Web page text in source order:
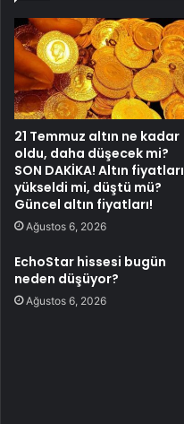
21 Temmuz altın ne kadar
oldu, daha düşecek mi?
SON DAKİKA! Altın fiyatları
yükseldi mi, düştü mü?
Güncel altın fiyatları!
Ağustos 6, 2026
EchoStar hissesi bugün
neden düşüyor?
Ağustos 6, 2026